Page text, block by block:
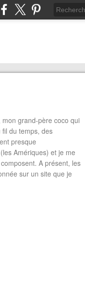
grand-père coco qui
du temps, des
presque
Amériques) et je me
A présent, les
sur un site que je